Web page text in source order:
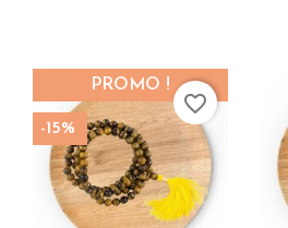
PROMO !
-15%
favorite_border